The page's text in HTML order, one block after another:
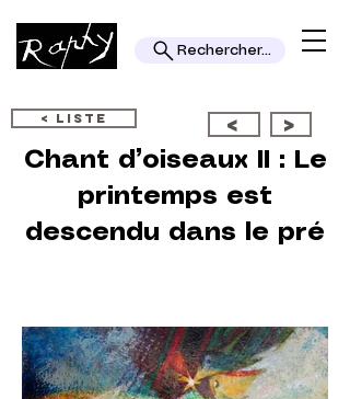
Rechercher...
< LISTE < >
Chant d’oiseaux II : Le
printemps est
descendu dans le pré